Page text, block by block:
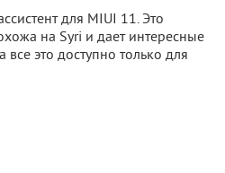
для MIUI 11. Это
на Syri и дает интересные
это доступно только для